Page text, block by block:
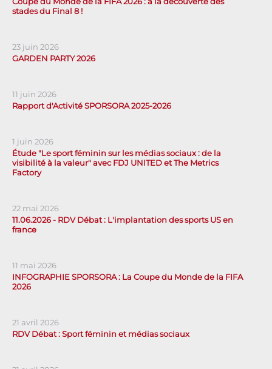
stades du Final 8 !
23 juin 2026
GARDEN PARTY 2026
11 juin 2026
Rapport d'Activité SPORSORA 2025-2026
1 juin 2026
Étude "Le sport féminin sur les médias sociaux : de la
visibilité à la valeur" avec FDJ UNITED et The Metrics
Factory
22 mai 2026
11.06.2026 - RDV Débat : L'implantation des sports US en
france
11 mai 2026
INFOGRAPHIE SPORSORA : La Coupe du Monde de la FIFA
2026
21 avril 2026
RDV Débat : Sport féminin et médias sociaux